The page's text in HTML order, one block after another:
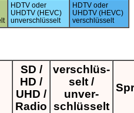
HDTV oder
UHDTV (HEVC)
unverschlüsselt
HDTV oder
UHDTV (HEVC)
verschlüsselt
SD /
HD /
UHD /
Radio
verschlüs-
selt /
unver-
schlüsselt